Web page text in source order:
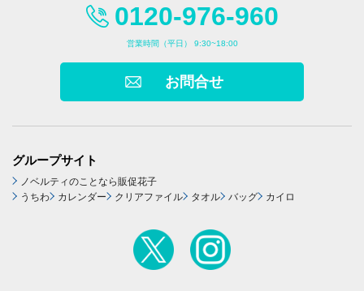
0120-976-960
営業時間（平日） 9:30~18:00
お問合せ
グループサイト
ノベルティのことなら販促花子
うちわ
カレンダー クリアファイル タオル バッグ カイロ